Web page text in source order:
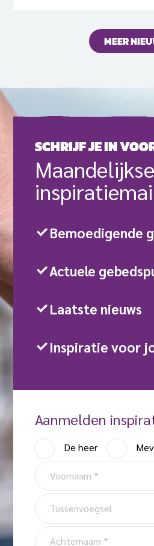
MEER
SCHRIJF JE IN
Maande­lijkse
Bemoedigende
Actuele
Laatste nieuws
Inspiratie voor
Aanmelden
A
a
n
h
e
f
De heer
V
o
r
a
T
u
s
A